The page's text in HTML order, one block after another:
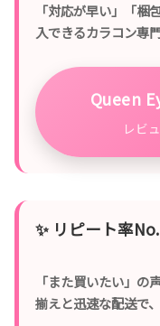
「対応が早い」「梱
入できるカラコン専
Queen
レビ
✨ リピート率
「また買いたい」の
揃えと迅速な配送で